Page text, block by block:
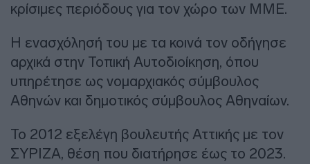
κρίσιμες περιόδους για τον χώρο των ΜΜΕ.
Η ενασχόλησή του με τα κοινά τον οδήγησε
αρχικά στην Τοπική Αυτοδιοίκηση, όπου
υπηρέτησε ως νομαρχιακός σύμβουλος
Αθηνών και δημοτικός σύμβουλος Αθηναίων.
Το 2012 εξελέγη βουλευτής Αττικής με τον
ΣΥΡΙΖΑ, θέση που διατήρησε έως το 2023.